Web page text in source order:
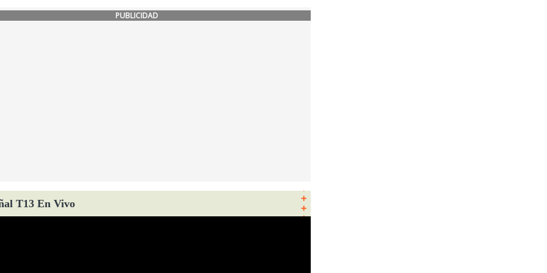
PUBLICIDAD
T13 En Vivo